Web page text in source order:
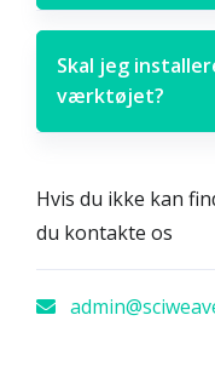
Skal jeg
værktøjet?
Hvis du ikke kan
du kontakte os